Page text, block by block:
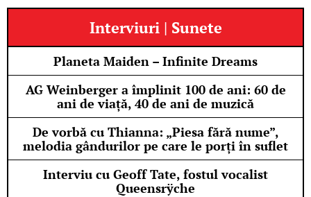
Interviuri | Sunete
Planeta Maiden – Infinite Dreams
AG Weinberger a împlinit 100 de ani: 60 de
ani de viață, 40 de ani de muzică
De vorbă cu Thianna: „Piesa fără nume”,
melodia gândurilor pe care le porți în suflet
Interviu cu Geoff Tate, fostul vocalist
Queensrÿche